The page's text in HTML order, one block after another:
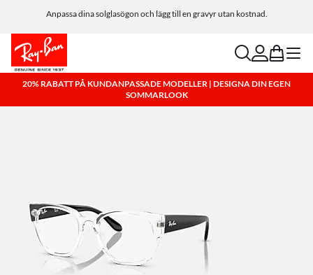
Anpassa dina solglasögon och lägg till en gravyr utan kostnad.
searchaccount
bag menu
20% RABATT PÅ KUNDANPASSADE MODELLER | DESIGNA DIN EGEN
SOMMARLOOK